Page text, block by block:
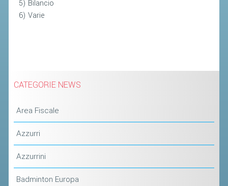
5) Bilancio
6) Varie
CATEGORIE NEWS
Area Fiscale
Azzurri
Azzurrini
Badminton Europa
TESSERAMENTO
QUOTE E TASSE